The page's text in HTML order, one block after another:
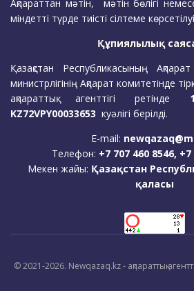
Ақпараттан мәтін, мәтін бөлігі
міндетті түрде тиісті сілтеме
Құпиялылық
Қазақстан Республикасының
министрлігінің Ақпарат комитетінде
ақпараттық агенттігі ретінде
KZ72VPY00033653 куәлігі берілді.
E-mail:
Телефон: +7 707 460 8546,
Мекен жайы: Қазақстан
қаласы
© 2021-2026. Newqazaq.kz - ақпараттық